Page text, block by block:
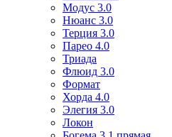
Модус 3.0
Нюанс 3.0
Терция 3.0
Парео 4.0
Триада
Флюид 3.0
Формат
Хорда 4.0
Элегия 3.0
Локон